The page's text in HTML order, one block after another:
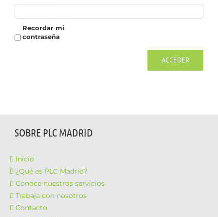
Recordar mi
contraseña
ACCEDER
SOBRE PLC MADRID
Inicio
¿Qué es PLC Madrid?
Conoce nuestros servicios
Trabaja con nosotros
Contacto